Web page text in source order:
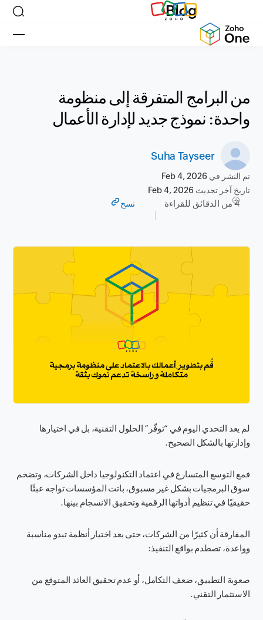
Blog
من البرامج المتفرقة إلى منظومة
واحدة: نموذج جديد لإدارة الأعمال
Suha Tayseer
تم النشر فيFeb 4, 2026
تاريخ آخر تحديثFeb 4, 2026
4 من الدقائق للقراءة نسخ
لم يعد التحدي اليوم في “توفّر” الحلول التقنية، بل في اختيارها
وإدارتها بالشكل الصحيح.
فمع التوسع المتسارع في اعتماد التكنولوجيا داخل الشركات، وتضخم
سوق البرمجيات بشكل غير مسبوق، باتت المؤسسات تواجه عبئًا
حقيقيًا في تنظيم أدواتها الرقمية وتحقيق الانسجام بينها.
المفارقة أن كثيرًا من الشركات، حتى بعد اختيار أنظمة تبدو مناسبة
وواعدة، تصطدم بواقع التنفيذ:
صعوبة التطبيق، ضعف التكامل، أو عدم تحقيق العائد المتوقع من
الاستثمار التقني.